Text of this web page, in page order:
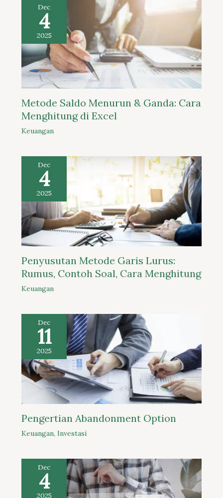
Dec
4
2025
Metode Saldo Menurun & Ganda: Cara
Menghitung di Excel
Keuangan
Dec
4
2025
Penyusutan Metode Garis Lurus:
Rumus, Contoh Soal, Cara Menghitung
Keuangan
Dec
11
2025
Pengertian Abandonment Option
Keuangan, Investasi
Dec
4
2025